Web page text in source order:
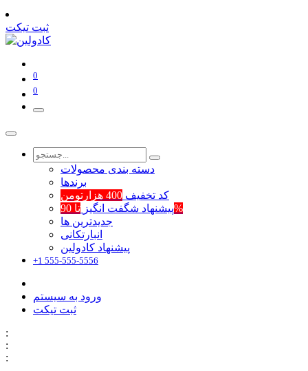
ثبت تیکت
0
0
دسته بندی محصولات
برند‌ها
کد تخفیف 400 هزارتومن
پیشنهاد شگفت انگیزتا 90%
جدیدترین ها
انبارتکانی
پیشنهاد کادولین
+1 555-555-5556
ورود به سیستم
ثبت تیکت
:
:
: